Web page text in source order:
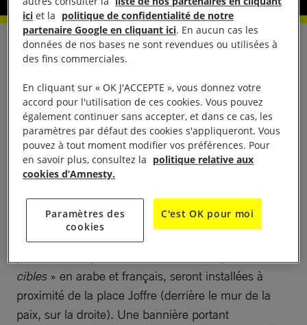
Jeudi 23 mars 2017 à 10h30 – place Joffre, Paris
À l’occasion du 2e anniversaire du conflit au Yémen,
Amnesty International se mobilise ce jeudi 23 mars
2017 lors d’un événement au Champ-de-Mars pour
appeler la France à cesser ses transferts d’armes
vers la coalition militaire engagée au Yémen et
dirigée par l’Arabie saoudite.
Le jeudi 23 mars à 10h30, 8 pierres tombales
cibles» en arabe et français, seront installées à
proximité de la place Joffre (derrière le mur de la
paix, sur la droite). Une bannière portant
ici et la politique de confidentialité de notre
partenaire Google en cliquant ici. En aucun cas les
données de nos bases ne sont revendues ou utilisées à
des fins commerciales.
En cliquant sur « OK J'ACCEPTE », vous donnez votre
accord pour l'utilisation de ces cookies. Vous pouvez
également continuer sans accepter, et dans ce cas, les
paramètres par défaut des cookies s'appliqueront. Vous
pouvez à tout moment modifier vos préférences. Pour
en savoir plus, consultez la politique relative aux
cookies d’Amnesty.
Paramètres des
cookies
C'est OK pour moi